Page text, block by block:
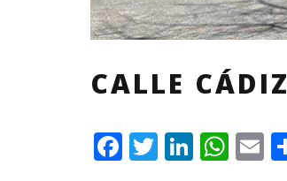
CALLE CÁDIZ
F T L W E